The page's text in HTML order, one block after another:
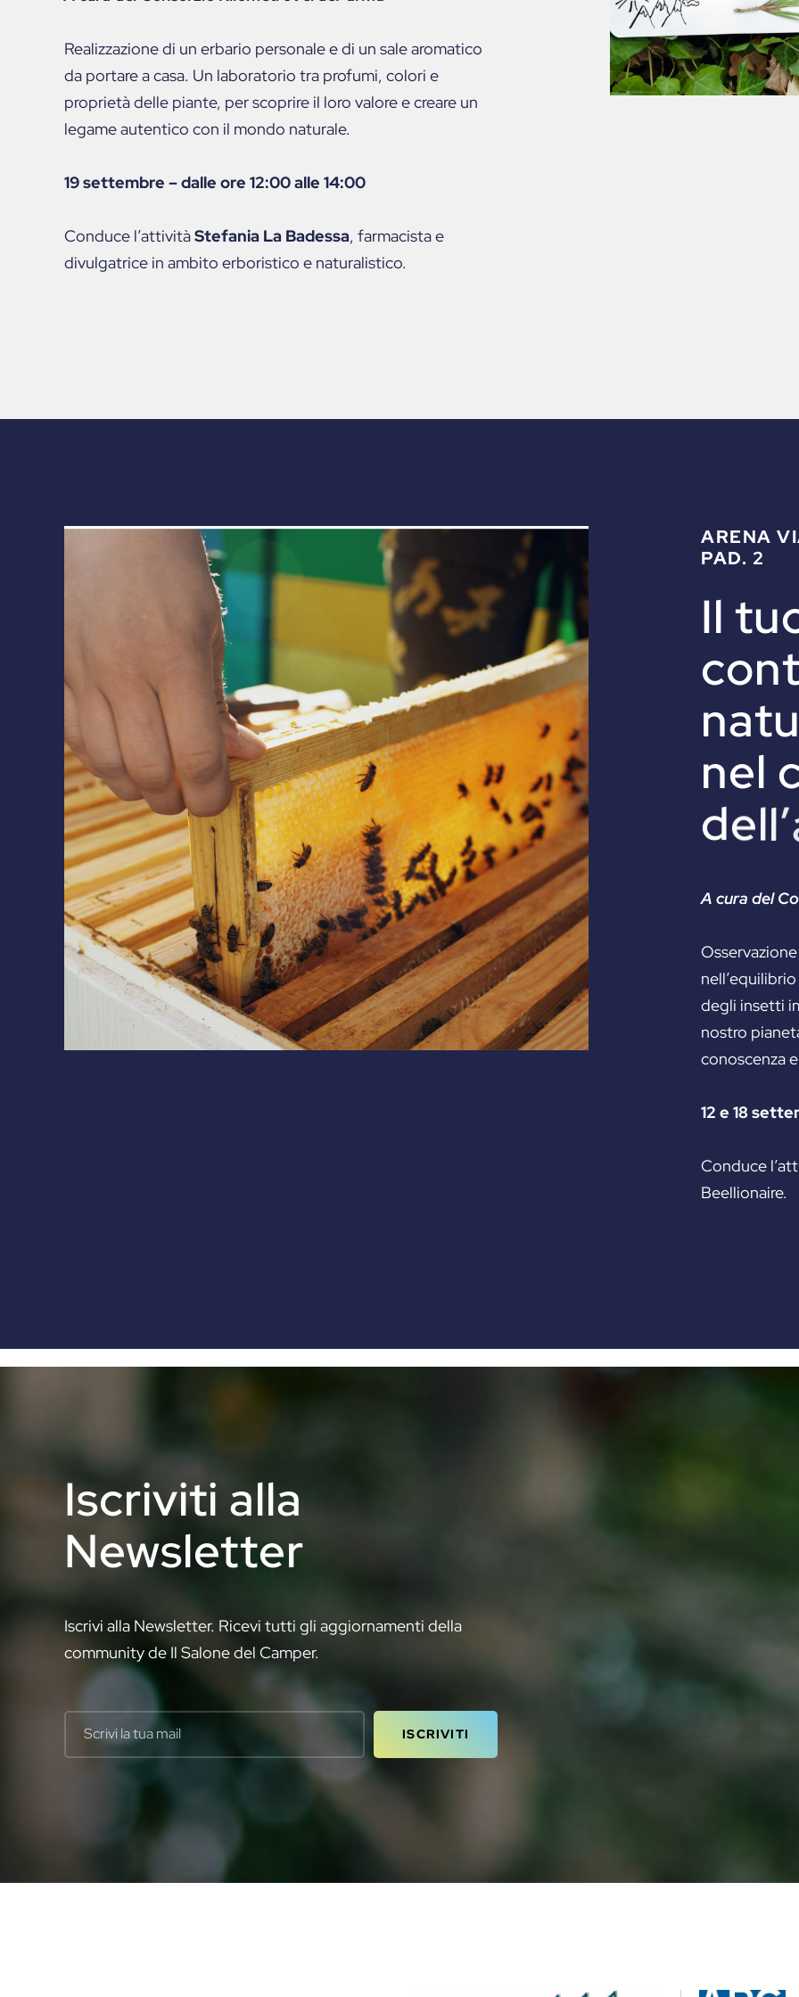
Realizzazione di un erbario personale e di un sale aromatico
da portare a casa. Un laboratorio tra profumi, colori e
proprietà delle piante, per scoprire il loro valore e creare un
legame autentico con il mondo naturale.
19 settembre – dalle ore 12:00 alle 14:00
Conduce l’attivitàStefania La Badessa, farmacista e
divulgatrice in ambito erboristico e naturalistico.
ARENA
PAD. 2
Il
Il tu
cont
natu
nel
dell’
A cura del
degli insetti
nostro
conoscenza
12 e 18
Conduce
Beellionaire.
Iscriviti alla
Newsletter
Iscrivi alla Newsletter. Ricevi tutti gli aggiornamenti della
community de Il Salone del Camper.
Your email